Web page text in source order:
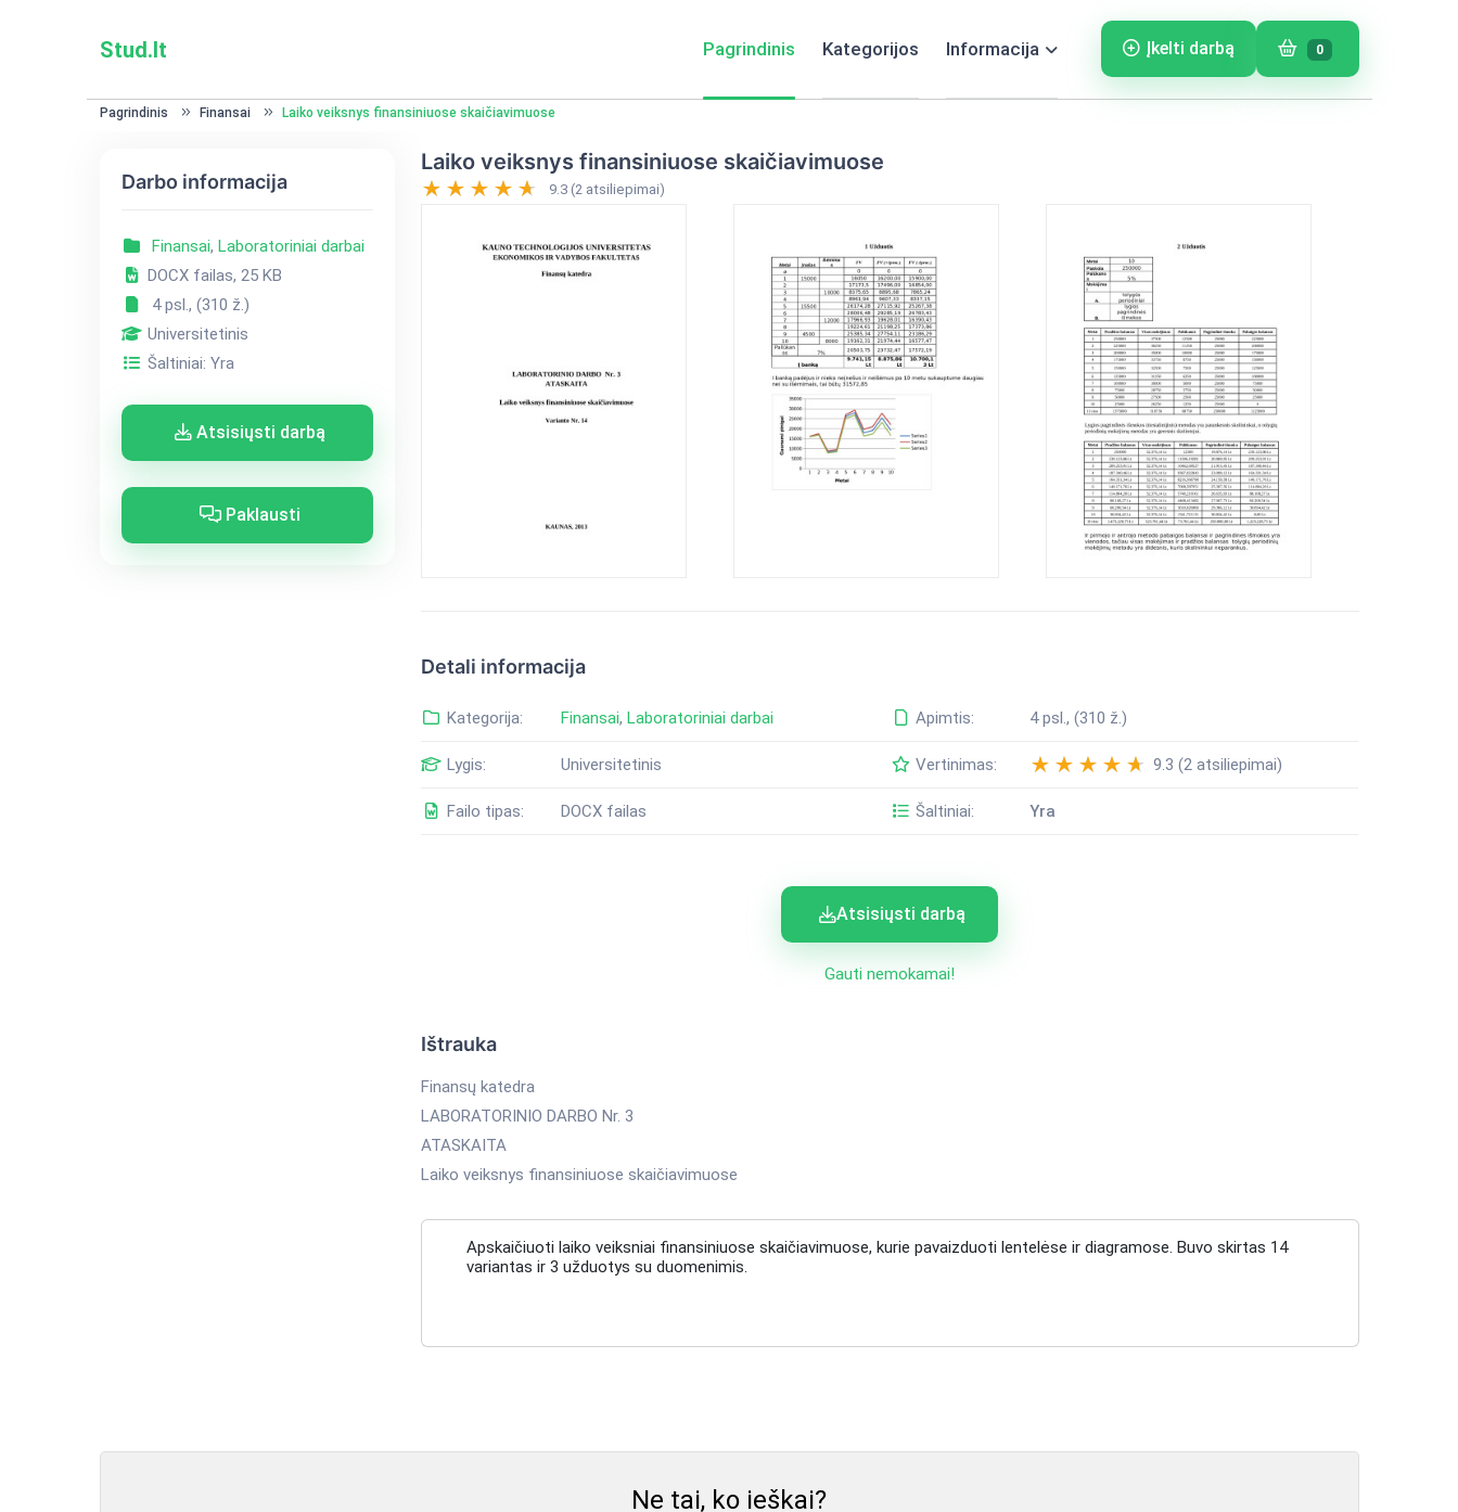
Stud.lt Pagrindinis Kategorijos Informacija Įkelti darbą 0
Pagrindinis Finansai Laiko veiksnys finansiniuose skaičiavimuose
Darbo informacija
Finansai, Laboratoriniai darbai
DOCX failas, 25 KB
4 psl., (310 ž.)
Universitetinis
Šaltiniai: Yra
Atsisiųsti darbą
Paklausti
Laiko veiksnys finansiniuose skaičiavimuose
9.3 (2 atsiliepimai)
Detali informacija
Kategorija: Finansai, Laboratoriniai darbai
Lygis: Universitetinis
Failo tipas: DOCX failas
Apimtis: 4 psl., (310 ž.)
Vertinimas: 9.3 (2 atsiliepimai)
Šaltiniai: Yra
Atsisiųsti darbą
Gauti nemokamai!
Ištrauka
Finansų katedra
LABORATORINIO DARBO Nr. 3
ATASKAITA
Laiko veiksnys finansiniuose skaičiavimuose
Apskaičiuoti laiko veiksniai finansiniuose skaičiavimuose, kurie pavaizduoti lentelėse ir diagramose. Buvo skirtas 14
variantas ir 3 užduotys su duomenimis.
Ne tai, ko ieškai?